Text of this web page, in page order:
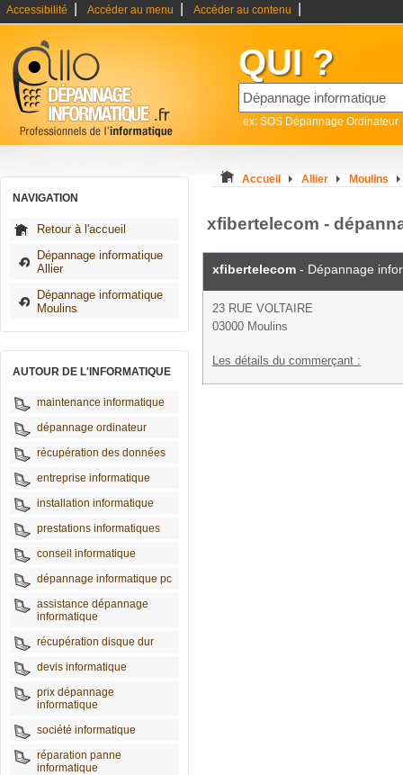
Accessibilité Accéder au menu Accéder au contenu
QUI ?
ex: SOS Dépannage Ordinateur
NAVIGATION
Retour à l'accueil
Dépannage informatique
Allier
Dépannage informatique
Moulins
AUTOUR DE L'INFORMATIQUE
maintenance informatique
dépannage ordinateur
récupération des données
entreprise informatique
installation informatique
prestations informatiques
conseil informatique
dépannage informatique pc
assistance dépannage
informatique
récupération disque dur
devis informatique
prix dépannage
informatique
société informatique
réparation panne
informatique
Accueil Allier Moulins
xfibertelecom -
xfibertelecom - Dépannage
23 RUE VOLTAIRE
03000 Moulins
Les détails du commerçant :